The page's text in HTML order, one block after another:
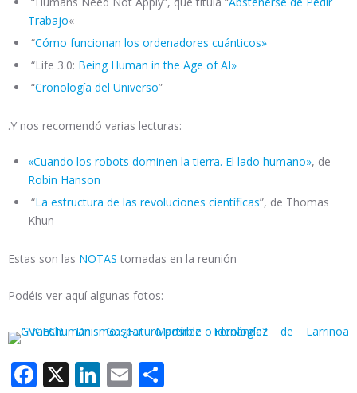
Trabajo«
“Cómo funcionan los ordenadores cuánticos»
“Life 3.0: Being Human in the Age of AI»
“Cronología del Universo”
.Y nos recomendó varias lecturas:
«Cuando los robots dominen la tierra. El lado humano», de
Robin Hanson
“La estructura de las revoluciones científicas”, de Thomas
Khun
Estas son las NOTAS tomadas en la reunión
Podéis ver aquí algunas fotos:
Facebook
X LinkedIn
Email